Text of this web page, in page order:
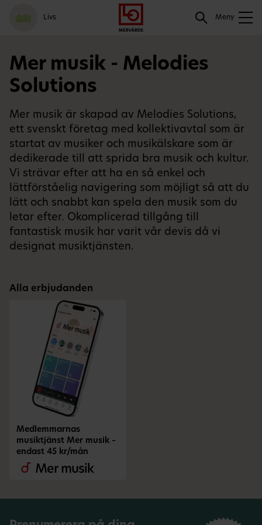
Gå
till
meny
Logga
in
Hoppa
till
innehåll
Livs Meny
Sök
Mer musik - Melodies
Solutions
Mer musik är skapad av Melodies Solutions,
ett svenskt företag med kollektivavtal som är
startat av musiker och musikälskare som är
dedikerade till att sprida bra musik och kultur.
Vi strävar efter att ha en så enkel och
lättförståelig navigering som möjligt så att du
lätt och snabbt kan spela den musik som du
letar efter. Okomplicerad tillgång till
fantastisk musik har varit vår devis då vi
designat musiktjänsten.
Alla erbjudanden
Medlemmarnas
musiktjänst Mer musik –
endast 45 kr/mån